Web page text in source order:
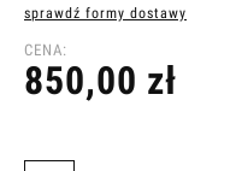
Cena nie zawiera
sprawdź formy dostawy
CENA:
850,00 zł